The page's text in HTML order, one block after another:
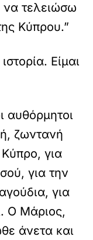
τελειώσω
Κύπρου.”
Είμαι
αυθόρμητοι
ζωντανή
για
για την
για
Ο Μάριος,
άνετα και